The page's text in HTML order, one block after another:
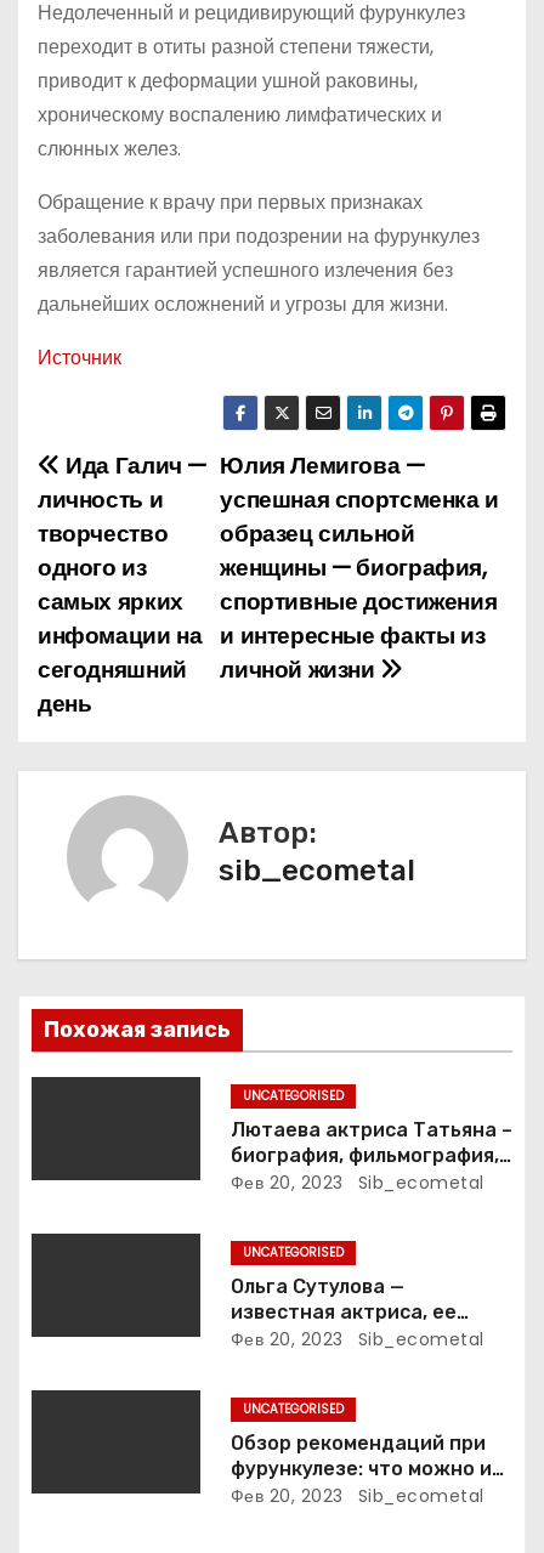
Недолеченный и рецидивирующий фурункулез
переходит в отиты разной степени тяжести,
приводит к деформации ушной раковины,
хроническому воспалению лимфатических и
слюнных желез.
Обращение к врачу при первых признаках
заболевания или при подозрении на фурункулез
является гарантией успешного излечения без
дальнейших осложнений и угрозы для жизни.
Источник
Н
а
в
и
г
а
ц
з
а
и
с
м
Юлия Лемигова —
успешная спортсменка и
образец сильной
женщины — биография,
спортивные достижения
и интересные факты из
личной жизни
Ида Галич —
личность и
творчество
одного из
самых ярких
инфомации на
сегодняшний
день
Автор:
sib_ecometal
Похожая запись
UNCATEGORISED
Лютаева актриса Татьяна –
биография, фильмография,
достижения
Фев 20, 2023 Sib_ecometal
UNCATEGORISED
Ольга Сутулова —
известная актриса, ее
биография, достижения и
Фев 20, 2023 Sib_ecometal
UNCATEGORISED
Обзор рекомендаций при
фурункулезе: что можно и
что нельзя делать
Фев 20, 2023 Sib_ecometal